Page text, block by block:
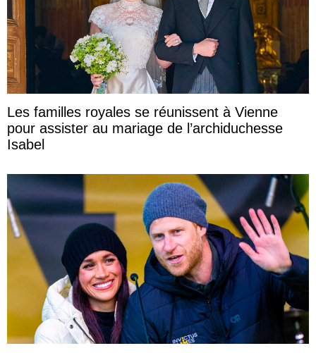
Les familles royales se réunissent à Vienne
pour assister au mariage de l’archiduchesse
Isabel